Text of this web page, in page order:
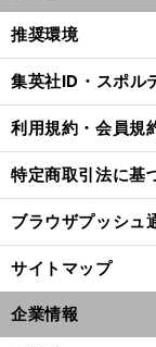
推奨環境
集英社ID・スポル
利用規約・会員規
特定商取引法に基
ブラウザプッシュ
サイトマップ
企業情報